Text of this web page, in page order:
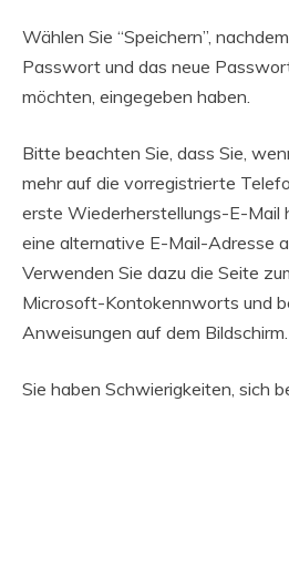
Wählen Sie “Speichern”,
Passwort und das neue
möchten, eingegeben haben.
Bitte beachten Sie, dass Sie,
mehr auf die vorregistrierte
erste Wiederherstellungs-E-Mail
eine alternative E-Mail-Adresse
Verwenden Sie dazu die Seite
Microsoft-Kontokennworts und
Anweisungen auf dem Bildschirm.
Sie haben Schwierigkeiten, sich